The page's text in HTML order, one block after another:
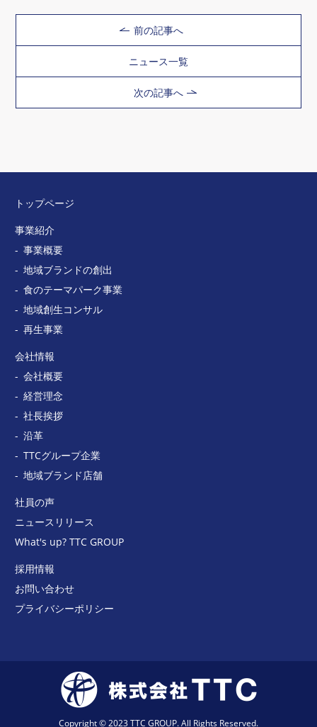
前の記事へ
ニュース一覧
次の記事へ
トップページ
事業紹介
事業概要
地域ブランドの創出
食のテーマパーク事業
地域創生コンサル
再生事業
会社情報
会社概要
経営理念
社長挨拶
沿革
TTCグループ企業
地域ブランド店舗
社員の声
ニュースリリース
What's up? TTC GROUP
採用情報
お問い合わせ
プライバシーポリシー
Copyright © 2023 TTC GROUP. All Rights Reserved.